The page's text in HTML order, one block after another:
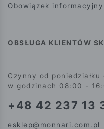
Obowiązek informacyjny
OBSŁUGA KLIENTÓW
Czynny od poniedziałku
w godzinach 08:00 -
+48 42 237 13
esklep@monnari.com.pl